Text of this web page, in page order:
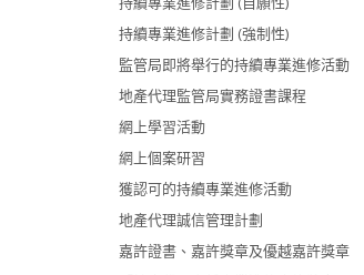
持續專業進修計劃 (強制性)
監管局即將舉行的持續專業進修活動
地產代理監管局實務證書課程
網上學習活動
網上個案研習
獲認可的持續專業進修活動
地產代理誠信管理計劃
嘉許證書、嘉許獎章及優越嘉許獎章